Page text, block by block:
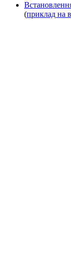
(приклад на